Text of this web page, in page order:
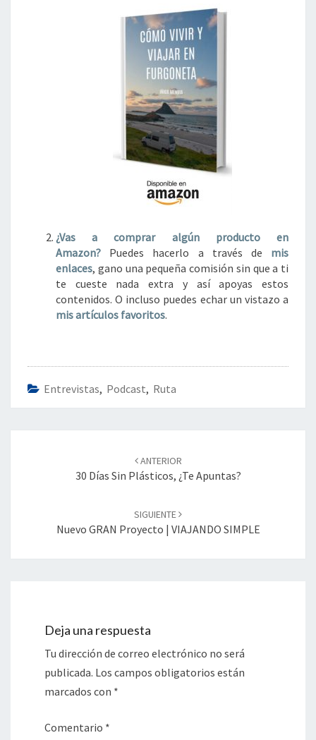
¿Vas a comprar algúnproducto en
Amazon? Puedes hacerlo a través de mis
enlaces, gano una pequeña comisión sin que a ti
te cueste nada extra y así apoyas estos
contenidos. O incluso puedes echar un vistazo a
mis artículos favoritos.
Entrevistas, Podcast, Ruta
ANTERIOR
30 Días Sin Plásticos, ¿Te Apuntas?
SIGUIENTE
Nuevo GRAN Proyecto | VIAJANDO SIMPLE
Deja una respuesta
Tu dirección de correo electrónico no será
publicada. Los campos obligatorios están
marcados con *
Comentario *